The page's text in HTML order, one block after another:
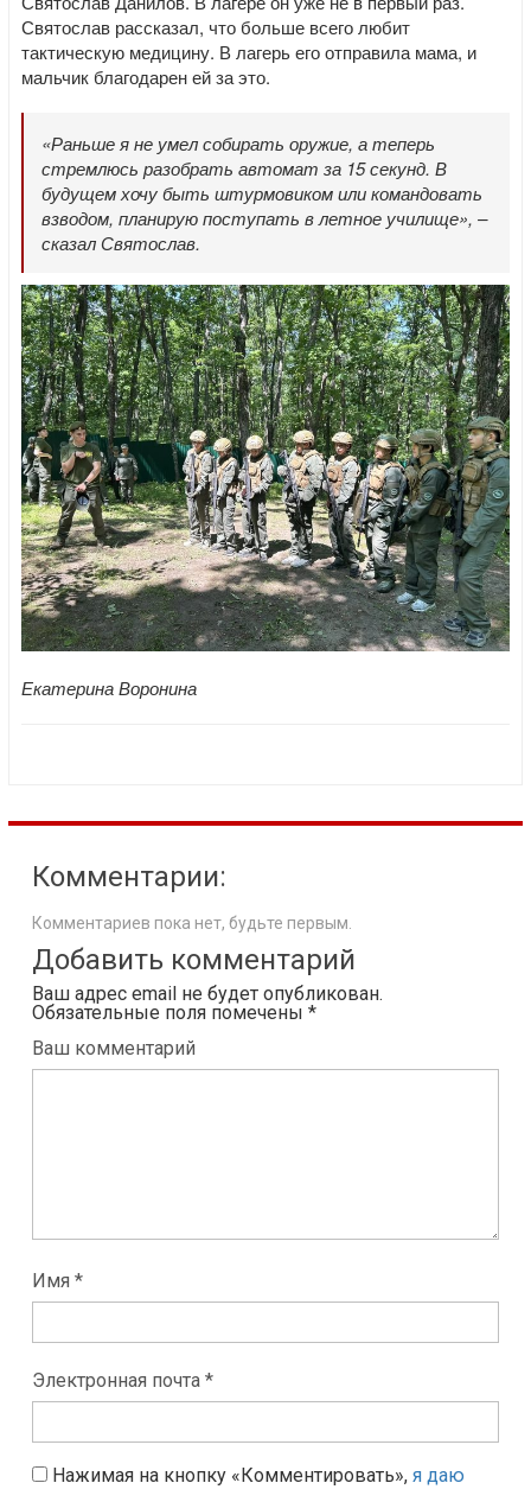
Святослав рассказал, что больше всего любит
тактическую медицину. В лагерь его отправила мама, и
мальчик благодарен ей за это.
«Раньше я не умел собирать оружие, а теперь
стремлюсь разобрать автомат за 15 секунд. В
будущем хочу быть штурмовиком или командовать
взводом, планирую поступать в летное училище», –
сказал Святослав.
Екатерина Воронина
Комментарии:
Комментариев пока нет, будьте первым.
Добавить комментарий
Ваш адрес email не будет опубликован.
Обязательные поля помечены *
Ваш комментарий
Имя *
Электронная почта *
Нажимая на кнопку «Комментировать», я даю